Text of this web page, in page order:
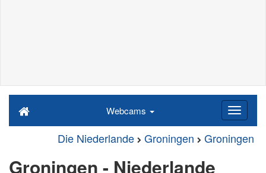
Webcams
Die Niederlande Groningen Groningen
Groningen - Niederlande